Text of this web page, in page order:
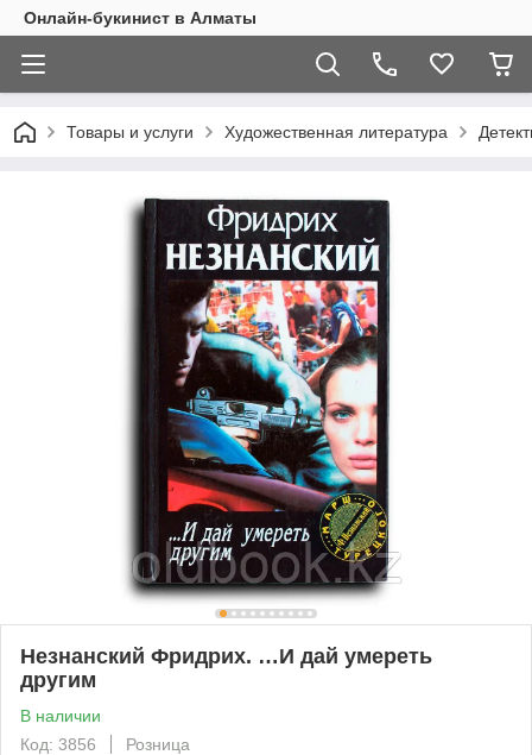
Онлайн-букинист в Алматы
Товары и услуги Художественная литература
Незнанский Фридрих. …И дай умереть
другим
В наличии
Код: 3856
Розница